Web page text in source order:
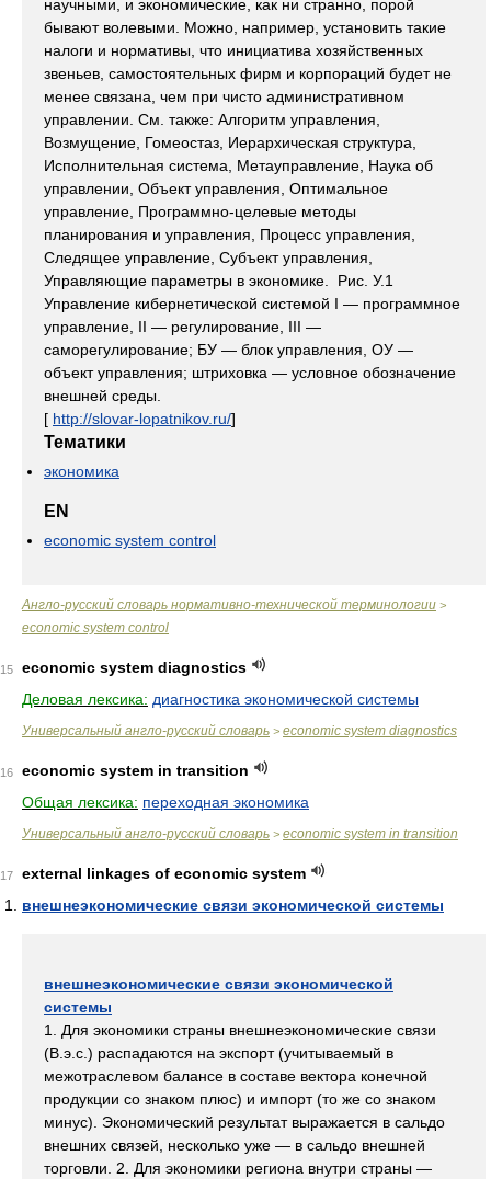
научными, и экономические, как ни странно, порой
бывают волевыми. Можно, например, установить такие
налоги и нормативы, что инициатива хозяйственных
звеньев, самостоятельных фирм и корпораций будет не
менее связана, чем при чисто административном
управлении. См. также: Алгоритм управления,
Возмущение, Гомеостаз, Иерархическая структура,
Исполнительная система, Метауправление, Наука об
управлении, Объект управления, Оптимальное
управление, Программно-целевые методы
планирования и управления, Процесс управления,
Следящее управление, Субъект управления,
Управляющие параметры в экономике. Рис. У.1
Управление кибернетической системой I — программное
управление, II — регулирование, III —
саморегулирование; БУ — блок управления, ОУ —
объект управления; штриховка — условное обозначение
внешней среды.
[ http://slovar-lopatnikov.ru/]
Тематики
экономика
EN
economic system control
Англо-русский словарь нормативно-технической терминологии >
economic system control
15
economic system diagnostics
Деловая лексика: диагностика экономической системы
Универсальный англо-русский словарь > economic system diagnostics
16
economic system in transition
Общая лексика: переходная экономика
Универсальный англо-русский словарь > economic system in transition
17
external linkages of economic system
внешнеэкономические связи экономической системы
внешнеэкономические связи экономической
системы
1. Для экономики страны внешнеэкономические связи
(В.э.с.) распадаются на экспорт (учитываемый в
межотраслевом балансе в составе вектора конечной
продукции со знаком плюс) и импорт (то же со знаком
минус). Экономический результат выражается в сальдо
внешних связей, несколько уже — в сальдо внешней
торговли. 2. Для экономики региона внутри страны —